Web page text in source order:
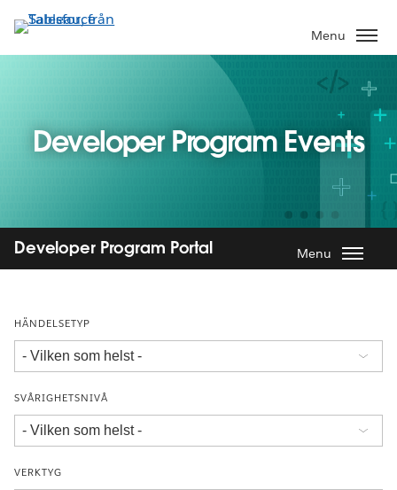
vidare
till
Menu
Developer Program Events
Developer Program Portal Menu
HÄNDELSETYP
SVÅRIGHETSNIVÅ
VERKTYG